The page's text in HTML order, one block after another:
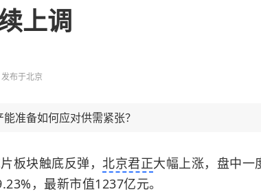
上调
发布于北京
准备如何应对供需紧张？
板块触底反弹， 北京君正大幅上涨，盘中一
，最新市值1237亿元。